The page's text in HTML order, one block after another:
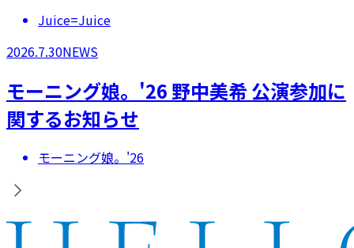
Juice=Juice
2026.7.30NEWS
モーニング娘。'26 野中美希 公演参加に
関するお知らせ
モーニング娘。'26